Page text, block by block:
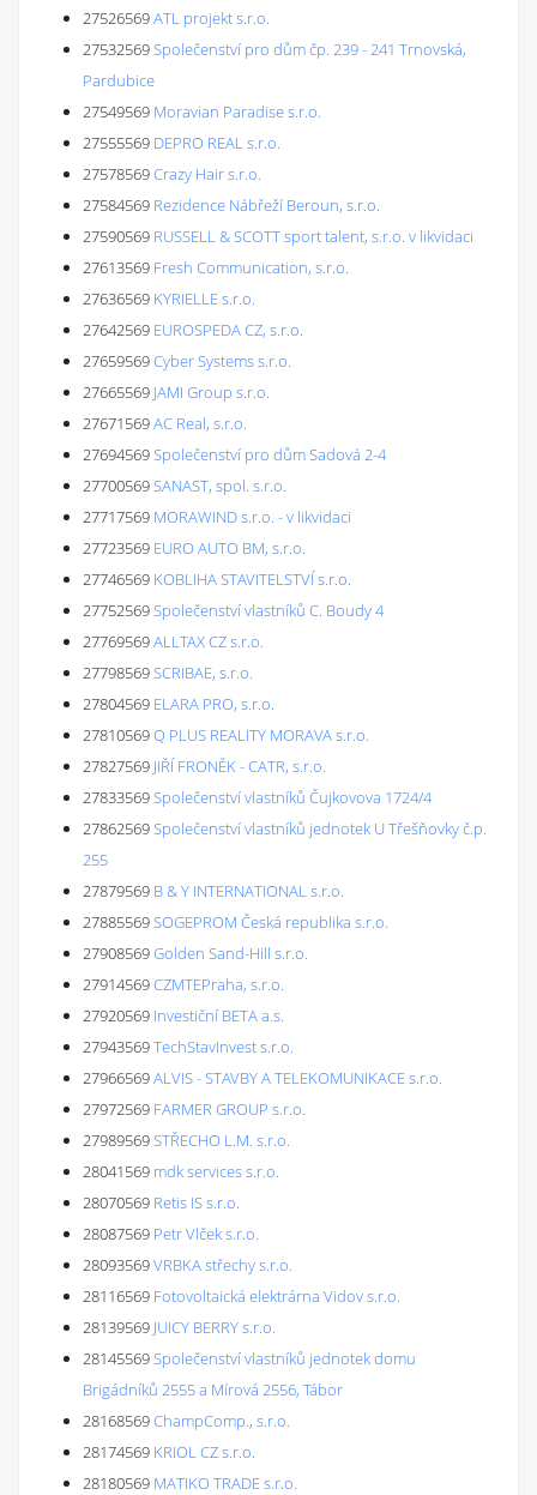
27526569ATL projekt s.r.o.
27532569Společenství pro dům čp. 239 - 241 Trnovská,
Pardubice
27549569 Moravian Paradise s.r.o.
27555569 DEPRO REAL s.r.o.
27578569Crazy Hair s.r.o.
27584569 Rezidence Nábřeží Beroun, s.r.o.
27590569 RUSSELL & SCOTT sport talent, s.r.o. v likvidaci
27613569 Fresh Communication, s.r.o.
27636569 KYRIELLE s.r.o.
27642569 EUROSPEDA CZ, s.r.o.
27659569Cyber Systems s.r.o.
27665569 JAMI Group s.r.o.
27671569AC Real, s.r.o.
27694569Společenství pro dům Sadová 2-4
27700569SANAST, spol. s.r.o.
27717569 MORAWIND s.r.o. - v likvidaci
27723569 EURO AUTO BM, s.r.o.
27746569 KOBLIHA STAVITELSTVÍ s.r.o.
27752569Společenství vlastníků C. Boudy 4
27769569ALLTAX CZ s.r.o.
27798569SCRIBAE, s.r.o.
27804569 ELARA PRO, s.r.o.
27810569Q PLUS REALITY MORAVA s.r.o.
27827569 JIŘÍ FRONĚK - CATR, s.r.o.
27833569Společenství vlastníků Čujkovova 1724/4
27862569Společenství vlastníků jednotek U Třešňovky č.p.
255
27879569 B & Y INTERNATIONAL s.r.o.
27885569SOGEPROM Česká republika s.r.o.
27908569Golden Sand-Hill s.r.o.
27914569CZMTEPraha, s.r.o.
27920569 Investiční BETA a.s.
27943569TechStavInvest s.r.o.
27966569ALVIS - STAVBY A TELEKOMUNIKACE s.r.o.
27972569 FARMER GROUP s.r.o.
27989569STŘECHO L.M. s.r.o.
28041569 mdk services s.r.o.
28070569 Retis IS s.r.o.
28087569 Petr Vlček s.r.o.
28093569VRBKA střechy s.r.o.
28116569 Fotovoltaická elektrárna Vidov s.r.o.
28139569 JUICY BERRY s.r.o.
28145569Společenství vlastníků jednotek domu
Brigádníků 2555 a Mírová 2556, Tábor
28168569ChampComp., s.r.o.
28174569 KRIOL CZ s.r.o.
28180569 MATIKO TRADE s.r.o.